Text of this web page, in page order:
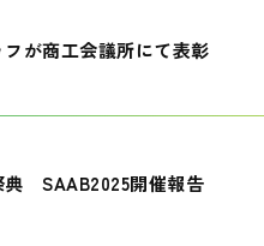
が商工会議所にて表彰
典 SAAB2025開催報告